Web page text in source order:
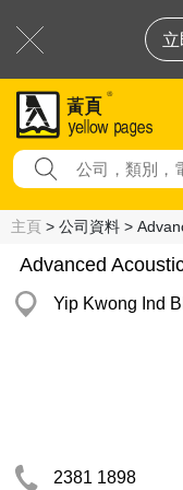
主頁 > 公司資料 >
Advanced
Yip Kwong Ind
2381 1898